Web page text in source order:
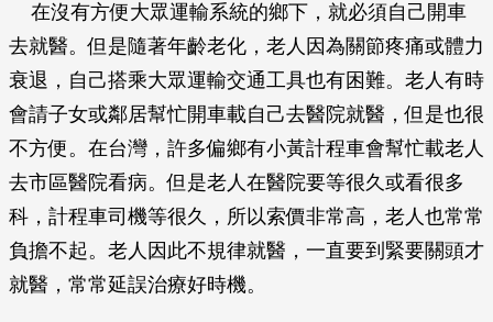
在沒有方便大眾運輸系統的鄉下，就必須自己開車
去就醫。但是隨著年齡老化，老人因為關節疼痛或體力
衰退，自己搭乘大眾運輸交通工具也有困難。老人有時
會請子女或鄰居幫忙開車載自己去醫院就醫，但是也很
不方便。在台灣，許多偏鄉有小黃計程車會幫忙載老人
去市區醫院看病。但是老人在醫院要等很久或看很多
科，計程車司機等很久，所以索價非常高，老人也常常
負擔不起。老人因此不規律就醫，一直要到緊要關頭才
就醫，常常延誤治療好時機。